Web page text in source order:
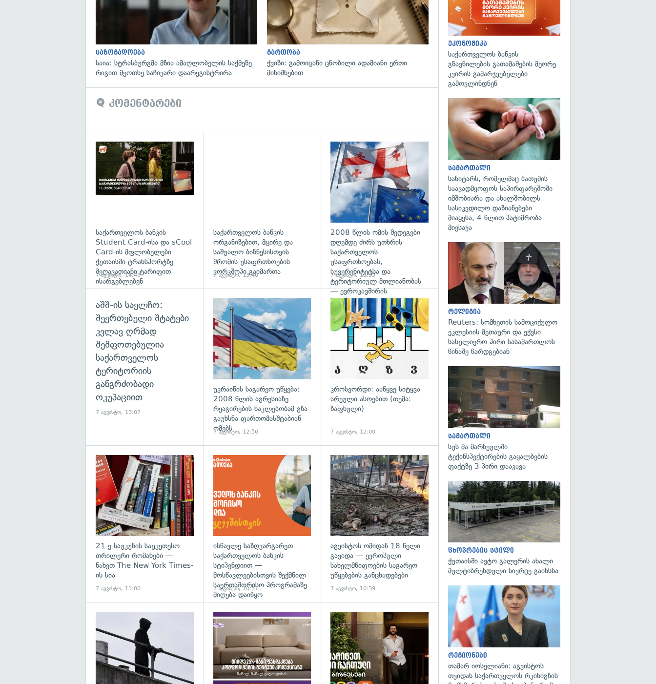
საზოგადოება
საია: სტრასბურგმა მზია ამაღლობელის საქმეზე
რიგით მეოთხე საჩივარი დაარეგისტრირა
გართობა
ქვიზი: გამოიცანი ცნობილი ადამიანი ერთი
მინიშნებით
კომენტარები
საქართველოს ბანკის
Student Card-ისა და sCool
Card-ის მფლობელები
ქუთაისში ტრანსპორტზე
შეღავათიანი ტარიფით
ისარგებლებენ
7 აგვისტო, 14:49
საქართველოს ბანკის
ორგანიზებით, მცირე და
საშუალო ბიზნესისთვის
შრომის უსაფრთხოების
ვორკშოპი გაიმართა
7 აგვისტო, 13:40
გადახედვა
2008 წლის ომის შედეგები
დღემდე ძირს უთხრის
საქართველოს
უსაფრთხოებას,
სუვერენიტეტსა და
ტერიტორიულ მთლიანობას
— ევროკავშირის
პრესპიკერის განცხადება
7 აგვისტო, 13:35
აშშ-ის საელჩო:
შეერთებული შტატები
კვლავ ღრმად
შეშფოთებულია
საქართველოს
ტერიტორიის
განგრძობადი
ოკუპაციით
7 აგვისტო, 13:07
გადახედვა
უკრაინის საგარეო უწყება:
2008 წლის აგრესიაზე
რეაგირების ნაკლებობამ გზა
გაუხსნა ფართომასშტაბიან
ომებს
7 აგვისტო, 12:50
გადახედვა
კროსვორდი: ააწყვე სიტყვა
არეული ასოებით (თემა:
ზაფხული)
7 აგვისტო, 12:00
გადახედვა
21-ე საუკუნის საუკეთესო
თრილერი რომანები —
ნახეთ The New York Times-
ის სია
7 აგვისტო, 11:00
ისწავლე საზღვარგარეთ
საქართველოს ბანკის
სტიპენდიით —
მოსწავლეებისთვის შექმნილ
საერთაშორისო პროგრამაზე
მიღება დაიწყო
7 აგვისტო, 10:57
გადახედვა
აგვისტოს ომიდან 18 წელი
გავიდა — ევროპული
სახელმწიფოების საგარეო
უწყებების განცხადებები
7 აგვისტო, 10:39
გადახედვა
ეკონომიკა
საქართველოს ბანკის
გზავნილების გათამაშების მეორე
კვირის გამარჯვებულები
გამოვლინდნენ
სამართალი
სანიტარს, რომელმაც ბათუმის
საავადმყოფოს საპირფარეშოში
იმშობიარა და ახალშობილს
სასიკვდილო დაზიანებები
მიაყენა, 4 წლით პატიმრობა
მიესაჯა
რელიგია
Reuters: სომხეთის სამოციქულო
ეკლესიის მეთაური და ექვსი
სასულიერო პირი სასამართლოს
წინაშე წარდგებიან
სამართალი
სუს-მა მარნეულში
ტექინსპექტირების გაყალბების
ფაქტზე 3 პირი დააკავა
ცხოვრების სტილი
ქუთაისში ავტო გალერის ახალი
მულტიბრენდული სივრცე გაიხსნა
რეგიონები
თამარ იოსელიანი: აგვისტოს
თვიდან საქართველოს რკინიგზის